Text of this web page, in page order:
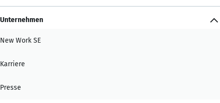
Unternehmen
New Work SE
Karriere
Presse